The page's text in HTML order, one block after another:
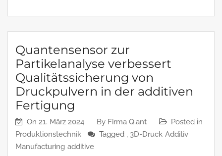
Quantensensor zur
Partikelanalyse verbessert
Qualitätssicherung von
Druckpulvern in der additiven
Fertigung
On 21. März 2024 By Firma Q.ant
Posted in
Produktionstechnik
Tagged , 3D-Druck Additiv
Manufacturing additive